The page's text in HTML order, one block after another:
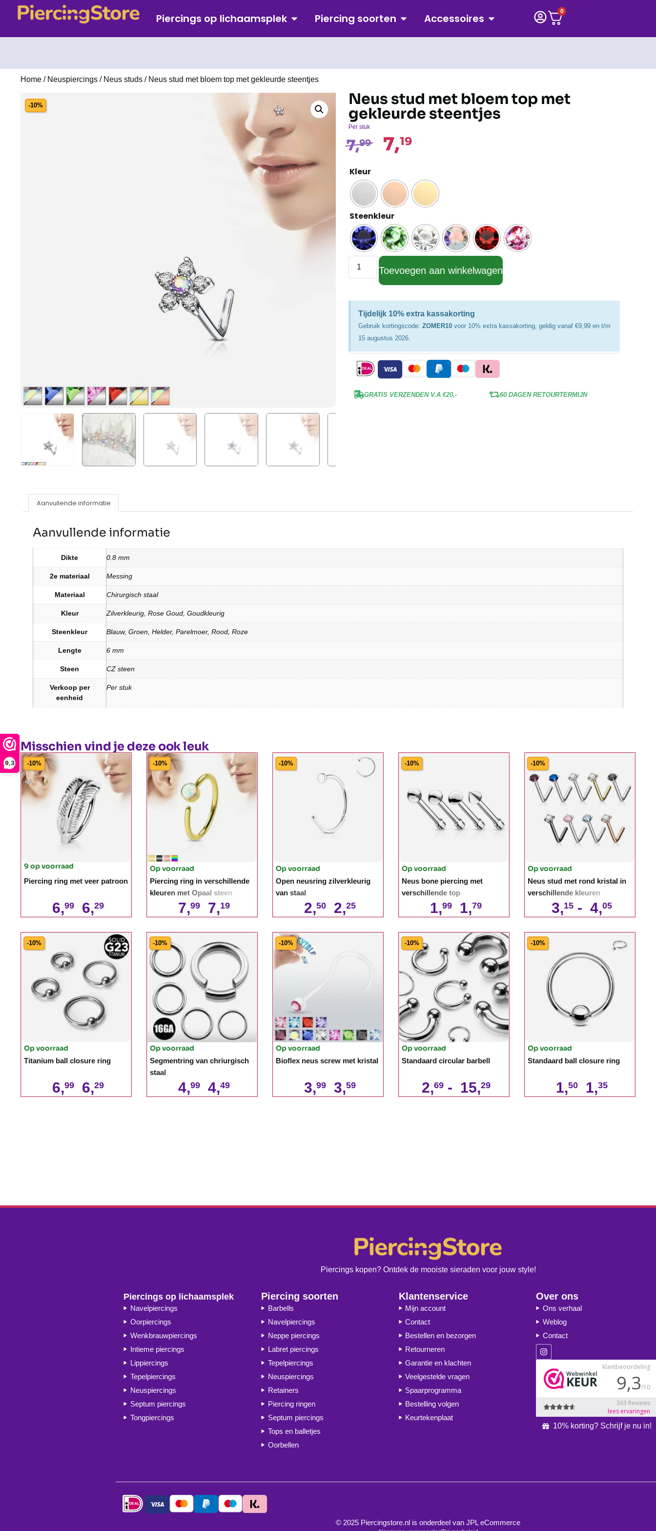
9,3
Piercings op lichaamsplek Piercing soorten Accessoires
0
Home / Neuspiercings / Neus studs / Neus stud met bloem top met gekleurde steentjes
-10% Neus stud met bloem top met
gekleurde steentjes
Per stuk
7,99 7,19
Kleur
Steenkleur
Toevoegen aan winkelwagen
Tijdelijk 10% extra kassakorting
Gebruik kortingscode: ZOMER10voor 10% extra kassakorting, geldig vanaf €9,99 en t/m
15 augustus 2026.
GRATIS VERZENDEN V.A €20,- 60 DAGEN RETOURTERMIJN
Aanvullende informatie
Aanvullende informatie
Dikte 0.8 mm
2e materiaal Messing
Materiaal Chirurgisch staal
Kleur Zilverkleurig, Rose Goud, Goudkleurig
Steenkleur Blauw, Groen, Helder, Parelmoer, Rood, Roze
Lengte 6 mm
Steen CZ steen
Verkoop per
eenheid
Per stuk
Misschien vind je deze ook leuk
-10%
9 op voorraad
Piercing ring met veer patroon
6,99 6,29
-10%
Op voorraad
Piercing ring in verschillende
kleuren met Opaal steen
7,99 7,19
-10%
Op voorraad
Open neusring zilverkleurig
van staal
2,50 2,25
-10%
Op voorraad
Neus bone piercing met
verschillende top
1,99 1,79
-10%
Op voorraad
Neus stud met rond kristal in
verschillende kleuren
3,15 - 4,05
-10%
Op voorraad
Titanium ball closure ring
6,99 6,29
-10%
Op voorraad
Segmentring van chriurgisch
staal
4,99 4,49
-10%
Op voorraad
Bioflex neus screw met kristal
3,99 3,59
-10%
Op voorraad
Standaard circular barbell
2,69 - 15,29
-10%
Op voorraad
Standaard ball closure ring
1,50 1,35
Piercings kopen? Ontdek de mooiste sieraden voor jouw style!
Piercings op lichaamsplek
Navelpiercings
Oorpiercings
Wenkbrauwpiercings
Intieme piercings
Lippiercings
Tepelpiercings
Neuspiercings
Septum piercings
Tongpiercings
Piercing soorten
Barbells
Navelpiercings
Neppe piercings
Labret piercings
Tepelpiercings
Neuspiercings
Retainers
Piercing ringen
Septum piercings
Tops en balletjes
Oorbellen
Klantenservice
Mijn account
Contact
Bestellen en bezorgen
Retourneren
Garantie en klachten
Veelgestelde vragen
Spaarprogramma
Bestelling volgen
Keurtekenplaat
Over ons
Ons verhaal
Weblog
Contact
10% korting? Schrijf je nu in!
© 2025 Piercingstore.nl is onderdeel van JPL eCommerce